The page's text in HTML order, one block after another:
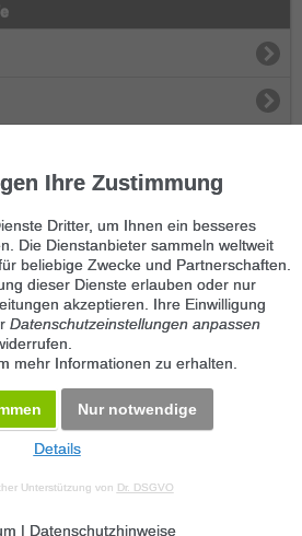
Kontakt Datenschutz anpassen Desktop Version
Ihre Zustimmung
Dritter, um Ihnen ein besseres
Die Dienstanbieter sammeln weltweit
beliebige Zwecke und Partnerschaften.
dieser Dienste erlauben oder nur
akzeptieren. Ihre Einwilligung
Datenschutzeinstellungen anpassen
mehr Informationen zu erhalten.
Nur notwendige
Details
Unterstützung von Dr. DSGVO
| Datenschutzhinweise